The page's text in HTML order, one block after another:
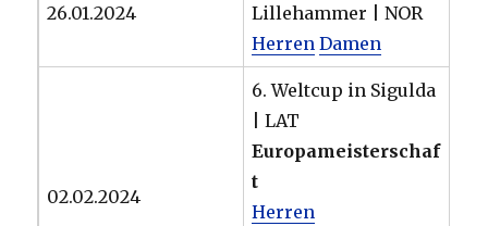
26.01.2024
Lillehammer | NOR
Herren Damen
02.02.2024
6. Weltcup in Sigulda
| LAT
Europameisterschaf
t
Herren